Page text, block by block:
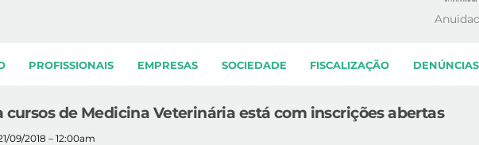
PROFISSIONAIS EMPRESAS SOCIEDADE FISCALIZAÇÃO DENÚNCIAS
cursos de Medicina Veterinária está com inscrições abertas
09/2018 – 12:00am